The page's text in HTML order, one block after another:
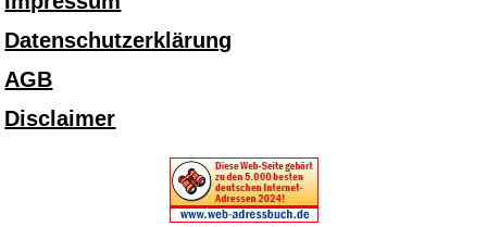
Datenschutzerklärung
AGB
Disclaimer